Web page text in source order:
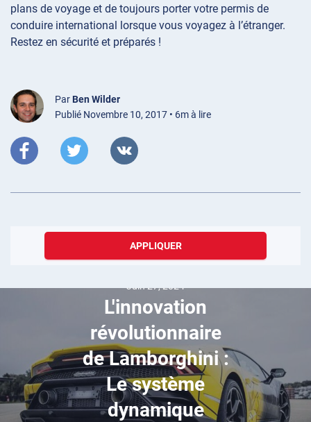
plans de voyage et de toujours porter votre permis de
conduire international lorsque vous voyagez à l’étranger.
Restez en sécurité et préparés !
Par Ben Wilder
Publié Novembre 10, 2017 • 6m à lire
APPLIQUER
Juin 27, 2024
L'innovation
révolutionnaire
de Lamborghini :
Le système
dynamique